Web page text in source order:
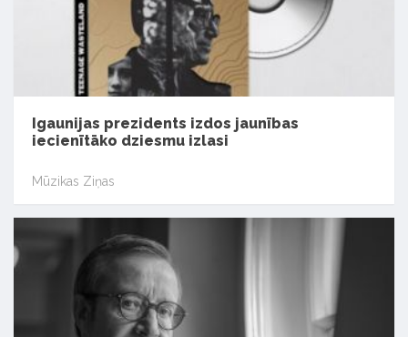
Igaunijas prezidents izdos jaunības
iecienītāko dziesmu izlasi
Mūzikas Ziņas